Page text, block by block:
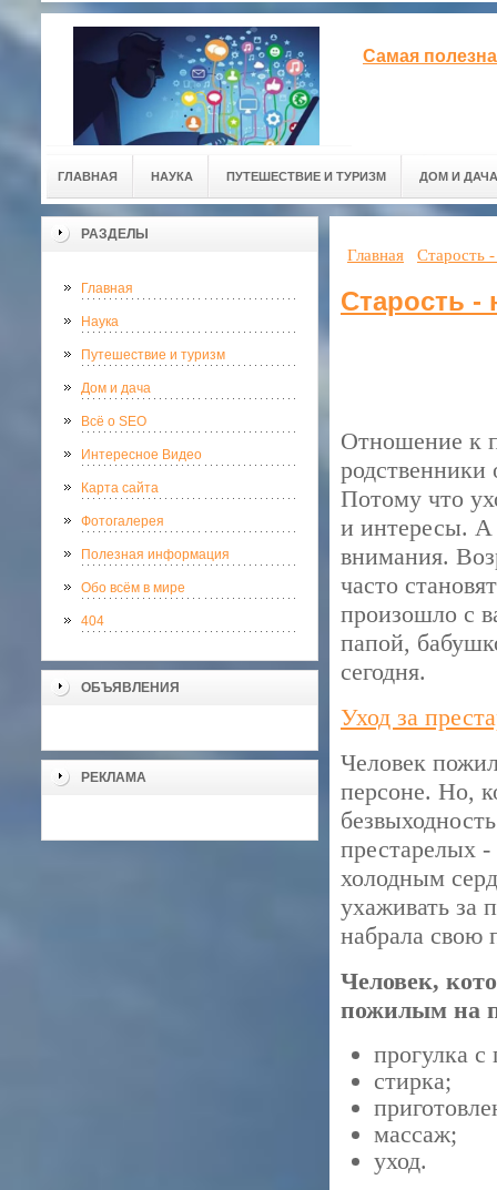
Самая
ГЛАВНАЯ НАУКА ПУТЕШЕСТВИЕ И ТУРИЗМ ДОМ И ДАЧА
РАЗДЕЛЫ
Главная
Наука
Путешествие и туризм
Дом и дача
Всё о SEO
Интересное Видео
Карта сайта
Фотогалерея
Полезная информация
Обо всём в мире
404
ОБЪЯВЛЕНИЯ
РЕКЛАМА
Главная Старость
Старость -
Отношение к
родственники
Потому что
и интересы. А
внимания.
часто
произошло с
папой,
сегодня.
Уход за
Человек
персоне. Но,
престарелых
холодным
ухаживать за
набрала свою
Человек,
пожилым на
прогулка
стирка;
массаж;
уход.